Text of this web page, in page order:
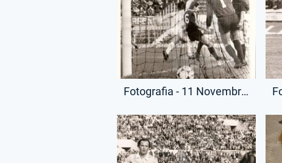
Fotografia - 11 Novembre 1979 - Campionato Serie A - Lazio-Pescara